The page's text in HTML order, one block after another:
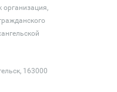
организация,
163000